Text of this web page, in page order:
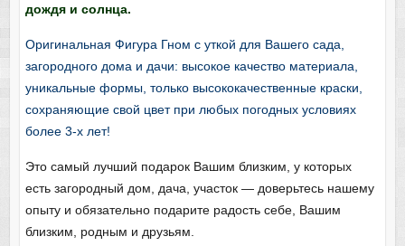
дождя и солнца.
Оригинальная Фигура Гном с уткой для Вашего сада,
загородного дома и дачи: высокое качество материала,
уникальные формы, только высококачественные краски,
сохраняющие свой цвет при любых погодных условиях
более 3-х лет!
Это самый лучший подарок Вашим близким, у которых
есть загородный дом, дача, участок — доверьтесь нашему
опыту и обязательно подарите радость себе, Вашим
близким, родным и друзьям.